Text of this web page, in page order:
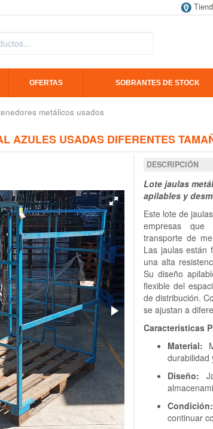
OFERTAS SOBRANTES DE STOCK
metálicos usados
AZULES USADAS DIFERENTES
DESCRIPCIÓN
Lote jaulas
apilables y
Este lote de
empresas que
transporte de
Las jaulas están
una alta
Su diseño
flexible del
de distribución.
se ajustan a
Características
Material:
durabilidad
Diseño:
Condición:
continuar